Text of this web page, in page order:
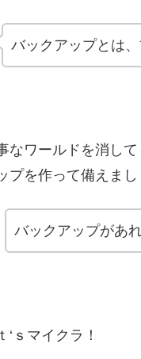
バックアップとは
なワールドを消し
プを作って備えまし
バックアップがあ
ｓマイクラ！